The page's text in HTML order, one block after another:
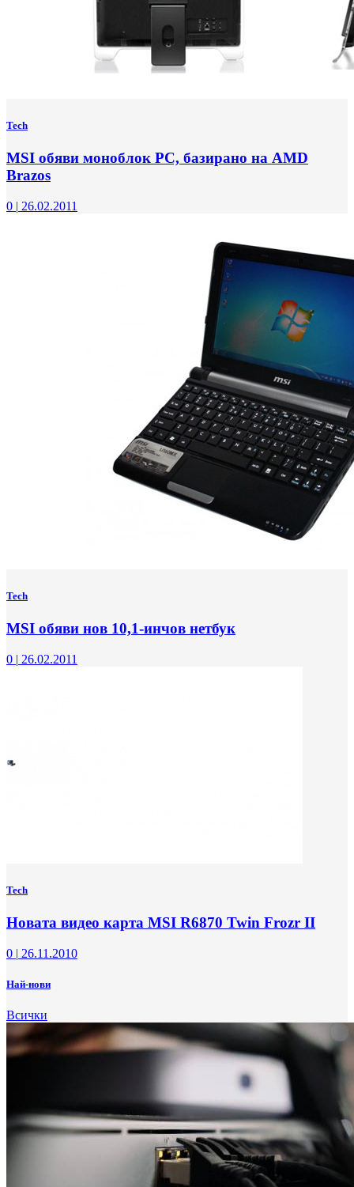
Tech
MSI обяви моноблок PC, базирано на AMD
Brazos
0 | 26.02.2011
Tech
MSI обяви нов 10,1-инчов нетбук
0 | 26.02.2011
Tech
Новата видео карта MSI R6870 Twin Frozr II
0 | 26.11.2010
Най-нови
Всички